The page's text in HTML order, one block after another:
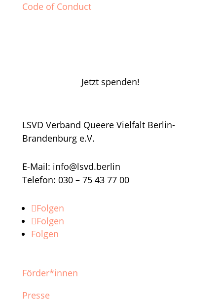
Code of Conduct
Jetzt spenden!
LSVD Verband Queere Vielfalt Berlin-
Brandenburg e.V.
E-Mail: info@lsvd.berlin
Telefon: 030 – 75 43 77 00
Folgen
Folgen
Folgen
Förder*innen
Presse